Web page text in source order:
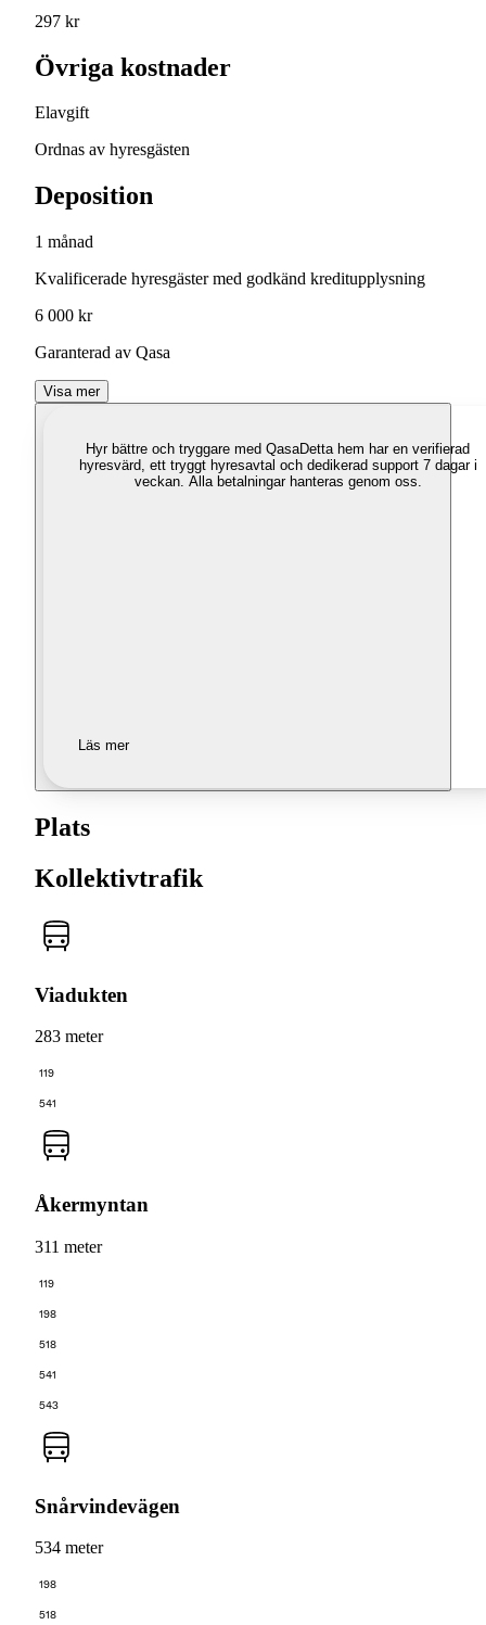
297 kr
Övriga kostnader
Elavgift
Ordnas av hyresgästen
Deposition
1 månad
Kvalificerade hyresgäster med godkänd kreditupplysning
6 000 kr
Garanterad av Qasa
Visa mer
Hyr bättre och tryggare med QasaDetta hem har en verifierad
hyresvärd, ett tryggt hyresavtal och dedikerad support 7 dagar i
veckan. Alla betalningar hanteras genom oss.
Läs mer
Plats
Kollektivtrafik
Viadukten
283 meter
119
541
Åkermyntan
311 meter
119
198
518
541
543
Snårvindevägen
534 meter
198
518